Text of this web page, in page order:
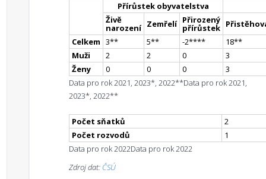
Přírůstek obyvatelstva
Živě
narození Zemřelí Přirozený
přírůstek
Celkem 3** 5** -2**** 18**
Muži
2 2 0
3
Ženy
0 0 0
3
Data pro rok 2021, 2023*, 2022**Data pro rok 2021,
2023*, 2022**
Počet sňatků
2
Počet rozvodů
1
Data pro rok 2022Data pro rok 2022
Zdroj dat: ČSÚ